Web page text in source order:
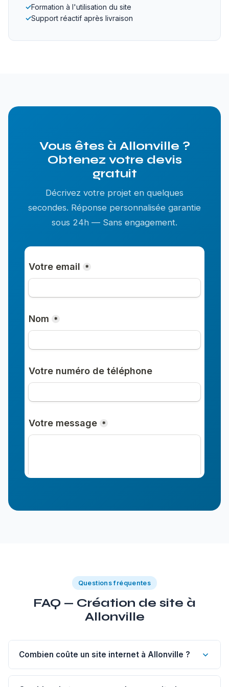
✓Formation à l'utilisation du site
✓Support réactif après livraison
Vous êtes à Allonville ?
Obtenez votre devis
gratuit
Décrivez votre projet en quelques
secondes. Réponse personnalisée garantie
sous 24h — Sans engagement.
Questions fréquentes
FAQ — Création de site à
Allonville
Combien coûte un site internet à Allonville ?
Un site vitrine de 1 à 5 pages à Allonville commence à 1